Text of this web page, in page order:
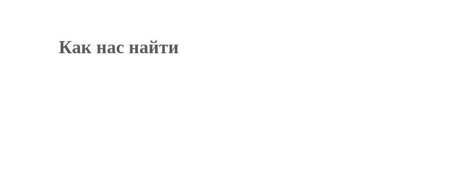
Как нас найти